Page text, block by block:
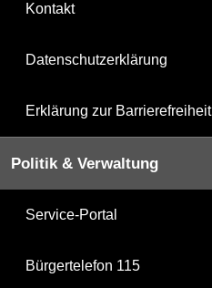
Kontakt
Datenschutzerklärung
Erklärung zur Barrierefreiheit
Politik & Verwaltung
Service-Portal
Bürgertelefon 115